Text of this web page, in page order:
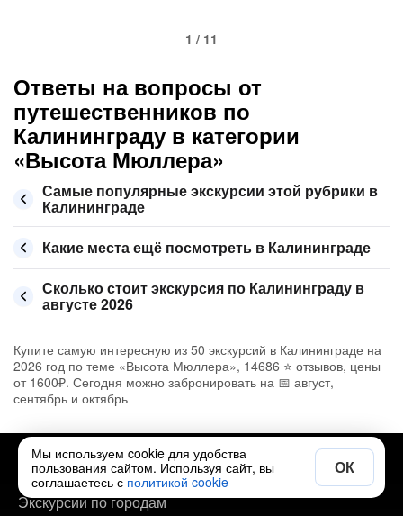
1 / 11
Ответы на вопросы от
путешественников по
Калининграду в категории
«Высота Мюллера»
Самые популярные экскурсии этой рубрики в
Калининграде
Какие места ещё посмотреть в Калининграде
Сколько стоит экскурсия по Калининграду в
августе 2026
Купите самую интересную из 50 экскурсий в Калининграде на
2026 год по теме «Высота Мюллера», 14686 ⭐ отзывов, цены
от 1600₽. Сегодня можно забронировать на 📅 август,
сентябрь и октябрь
Полезно
Экскурсии по городам
Мы используем cookie для удобства
пользования сайтом. Используя сайт, вы
соглашаетесь с политикой cookie
ОК